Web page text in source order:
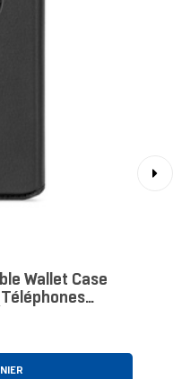
Wallet Case
Avec